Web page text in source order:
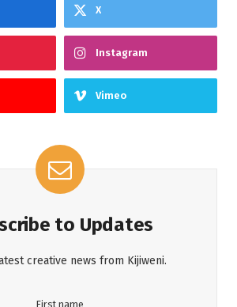
X
Instagram
Vimeo
to Updates
creative news from Kijiweni.
First name